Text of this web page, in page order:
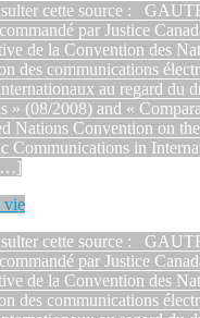
cette source :
par Justice
de la Convention des
des communications
au regard du
» (08/2008) and «
Nations Convention on
Communications in
vie
cette source :
par Justice
de la Convention des
des communications